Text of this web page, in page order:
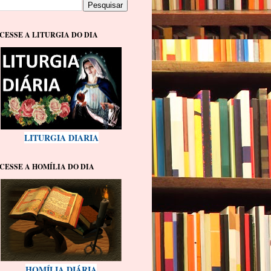
A LITURGIA DO DIA
LITURGIA DIARIA
A HOMÍLIA DO DIA